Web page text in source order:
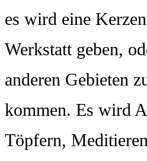
es wird eine
Werkstatt geben,
anderen Gebieten
kommen. Es wird
Töpfern,